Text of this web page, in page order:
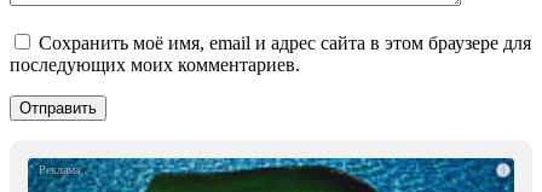
Сохранить моё имя, email и адрес сайта в этом браузере для
последующих моих комментариев.
i